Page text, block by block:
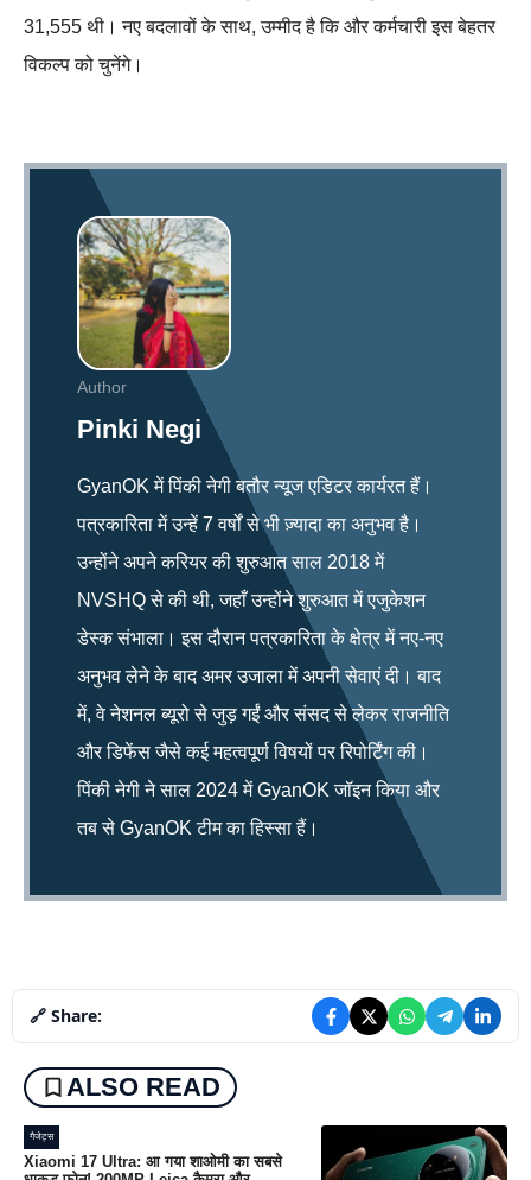
31,555 थी। नए बदलावों के साथ, उम्मीद है कि और कर्मचारी इस बेहतर
विकल्प को चुनेंगे।
Author
Pinki Negi
GyanOK में पिंकी नेगी बतौर न्यूज एडिटर कार्यरत हैं।
पत्रकारिता में उन्हें 7 वर्षों से भी ज़्यादा का अनुभव है।
उन्होंने अपने करियर की शुरुआत साल 2018 में
NVSHQ से की थी, जहाँ उन्होंने शुरुआत में एजुकेशन
डेस्क संभाला। इस दौरान पत्रकारिता के क्षेत्र में नए-नए
अनुभव लेने के बाद अमर उजाला में अपनी सेवाएं दी। बाद
में, वे नेशनल ब्यूरो से जुड़ गईं और संसद से लेकर राजनीति
और डिफेंस जैसे कई महत्वपूर्ण विषयों पर रिपोर्टिंग की।
पिंकी नेगी ने साल 2024 में GyanOK जॉइन किया और
तब से GyanOK टीम का हिस्सा हैं।
🔗 Share:
ALSO READ
गैजेट्स
Xiaomi 17 Ultra: आ गया शाओमी का सबसे